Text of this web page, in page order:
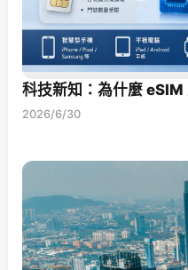
科技新知：為什麼
2026/6/30